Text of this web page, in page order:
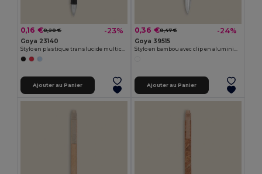
0,16 €0,20 € -23%
Goya 23140
Stylo en plastique translucide multicolore TRANSLUCENT
Ajouter au Panier
0,36 €0,47 € -24%
Goya 39515
Stylo en bambou avec clip en aluminium JUNGLE
Ajouter au Panier